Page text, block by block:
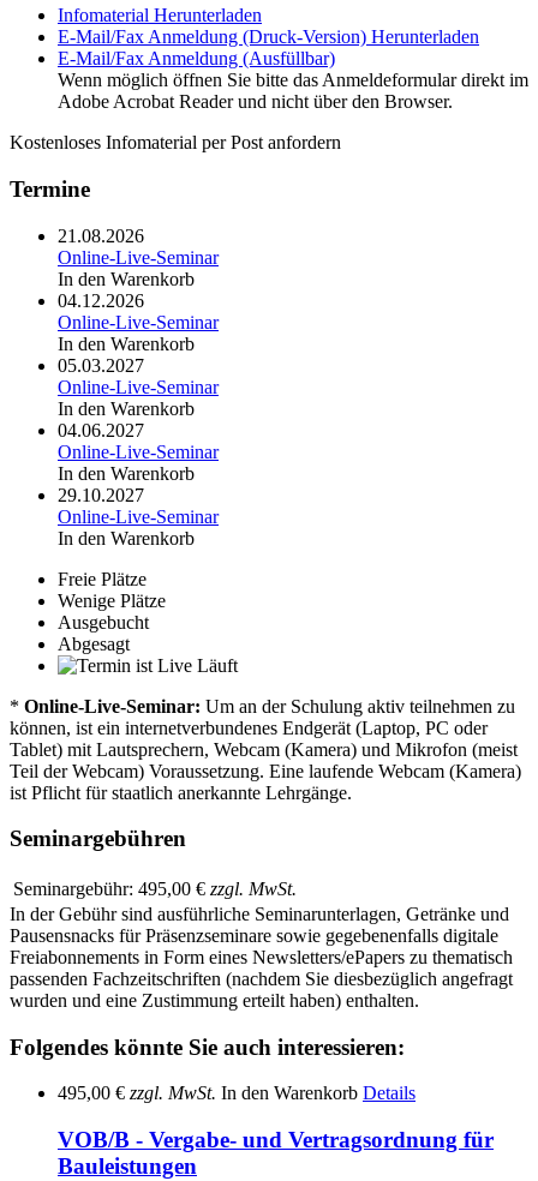
Infomaterial Herunterladen
E-Mail/Fax Anmeldung (Druck-Version) Herunterladen
E-Mail/Fax Anmeldung (Ausfüllbar)
Wenn möglich öffnen Sie bitte das Anmeldeformular direkt im
Adobe Acrobat Reader und nicht über den Browser.
Kostenloses Infomaterial per Post anfordern
Termine
21.08.2026
Online-Live-Seminar
In den Warenkorb
04.12.2026
Online-Live-Seminar
In den Warenkorb
05.03.2027
Online-Live-Seminar
In den Warenkorb
04.06.2027
Online-Live-Seminar
In den Warenkorb
29.10.2027
Online-Live-Seminar
In den Warenkorb
Freie Plätze
Wenige Plätze
Ausgebucht
Abgesagt
Läuft
* Online-Live-Seminar: Um an der Schulung aktiv teilnehmen zu
können, ist ein internetverbundenes Endgerät (Laptop, PC oder
Tablet) mit Lautsprechern, Webcam (Kamera) und Mikrofon (meist
Teil der Webcam) Voraussetzung. Eine laufende Webcam (Kamera)
ist Pflicht für staatlich anerkannte Lehrgänge.
Seminargebühren
Seminargebühr: 495,00 € zzgl. MwSt.
In der Gebühr sind ausführliche Seminarunterlagen, Getränke und
Pausensnacks für Präsenzseminare sowie gegebenenfalls digitale
Freiabonnements in Form eines Newsletters/ePapers zu thematisch
passenden Fachzeitschriften (nachdem Sie diesbezüglich angefragt
wurden und eine Zustimmung erteilt haben) enthalten.
Folgendes könnte Sie auch interessieren:
495,00 € zzgl. MwSt. In den Warenkorb Details
VOB/B - Vergabe- und Vertragsordnung für
Bauleistungen